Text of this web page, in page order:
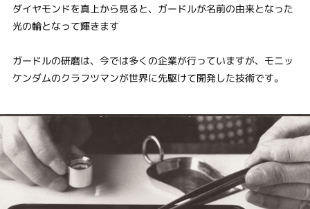
ダイヤモンドを真上から見ると、ガードルが名前の由来となった
光の輪となって輝きます
ガードルの研磨は、今では多くの企業が行っていますが、モニッ
ケンダムのクラフツマンが世界に先駆けて開発した技術です。